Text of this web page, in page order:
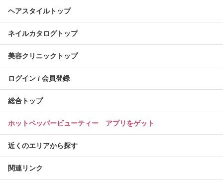
ヘアスタイルトップ
ネイルカタログトップ
美容クリニックトップ
ログイン / 会員登録
総合トップ
ホットペッパービューティー アプリをゲット
近くのエリアから探す
関連リンク